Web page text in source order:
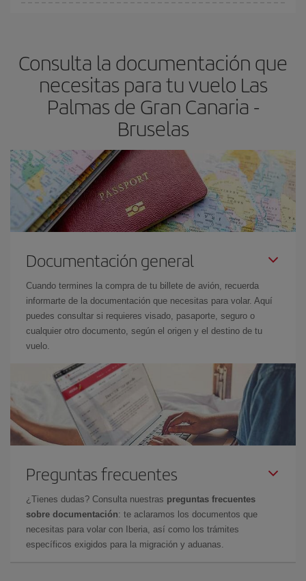
Consulta la documentación que
necesitas para tu vuelo Las
Palmas de Gran Canaria -
Bruselas
Documentación general
Cuando termines la compra de tu billete de avión, recuerda
informarte de la documentación que necesitas para volar. Aquí
puedes consultar si requieres visado, pasaporte, seguro o
cualquier otro documento, según el origen y el destino de tu
vuelo.
Preguntas frecuentes
¿Tienes dudas? Consulta nuestras preguntas frecuentes
sobre documentación: te aclaramos los documentos que
necesitas para volar con Iberia, así como los trámites
específicos exigidos para la migración y aduanas.